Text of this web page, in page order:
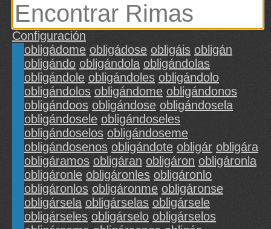
Configuración
obligádome obligádose obligáis obligán
obligándo obligándola obligándolas
obligándole obligándoles obligándolo
obligándolos obligándome obligándonos
obligándoos obligándose obligándosela
obligándosele obligándoseles
obligándoselos obligándoseme
obligándosenos obligándote obligár obligára
obligáramos obligáran obligáron obligáronla
obligáronle obligáronles obligáronlo
obligáronlos obligáronme obligáronse
obligársela obligárselas obligársele
obligárseles obligárselo obligárselos